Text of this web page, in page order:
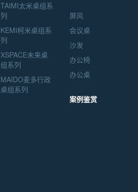
TAIMI太米桌组系
列
KEMI柯米桌组系
列
XSPACE未来桌
组系列
MAIDO麦多行政
桌组系列
屏风
会议桌
沙发
办公椅
办公桌
案例鉴赏